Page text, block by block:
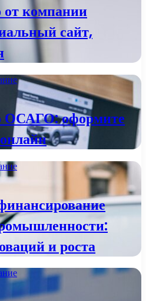
от компании
сайт,
ОСАГО: оформите
и роста